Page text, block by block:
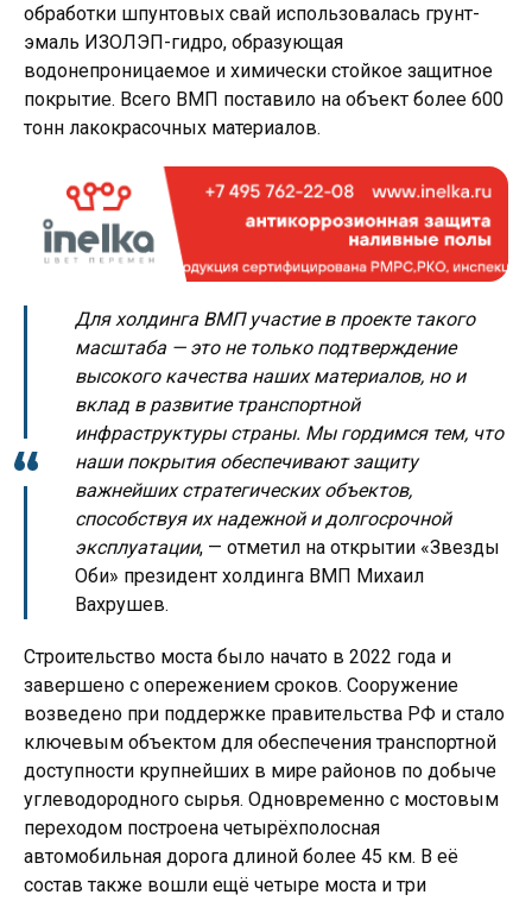
обработки шпунтовых свай использовалась грунт-
эмаль ИЗОЛЭП-гидро, образующая
водонепроницаемое и химически стойкое защитное
покрытие. Всего ВМП поставило на объект более 600
тонн лакокрасочных материалов.
Для холдинга ВМП участие в проекте такого
масштаба — это не только подтверждение
высокого качества наших материалов, но и
вклад в развитие транспортной
инфраструктуры страны. Мы гордимся тем, что
наши покрытия обеспечивают защиту
важнейших стратегических объектов,
способствуя их надежной и долгосрочной
эксплуатации, — отметил на открытии «Звезды
Оби» президент холдинга ВМП Михаил
Вахрушев.
Строительство моста было начато в 2022 года и
завершено с опережением сроков. Сооружение
возведено при поддержке правительства РФ и стало
ключевым объектом для обеспечения транспортной
доступности крупнейших в мире районов по добыче
углеводородного сырья. Одновременно с мостовым
переходом построена четырёхполосная
автомобильная дорога длиной более 45 км. В её
состав также вошли ещё четыре моста и три